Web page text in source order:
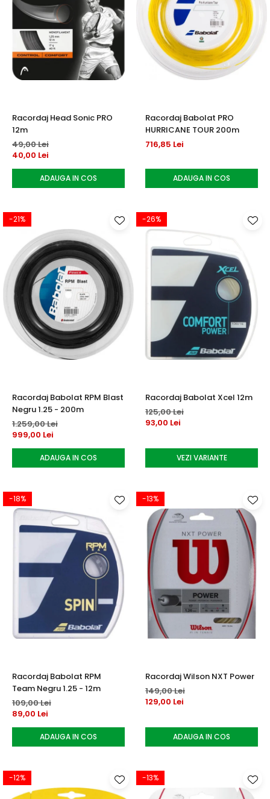
Racordaj Head Sonic PRO
12m
49,00 Lei
40,00 Lei
ADAUGA IN COS
Racordaj Babolat PRO
HURRICANE TOUR 200m
716,85 Lei
ADAUGA IN COS
-21%
Racordaj Babolat RPM Blast
Negru 1.25 - 200m
1.259,00 Lei
999,00 Lei
ADAUGA IN COS
-26%
Racordaj Babolat Xcel 12m
125,00 Lei
93,00 Lei
VEZI VARIANTE
-18%
Racordaj Babolat RPM
Team Negru 1.25 - 12m
109,00 Lei
89,00 Lei
ADAUGA IN COS
-13%
Racordaj Wilson NXT Power
149,00 Lei
129,00 Lei
ADAUGA IN COS
-12% -13%